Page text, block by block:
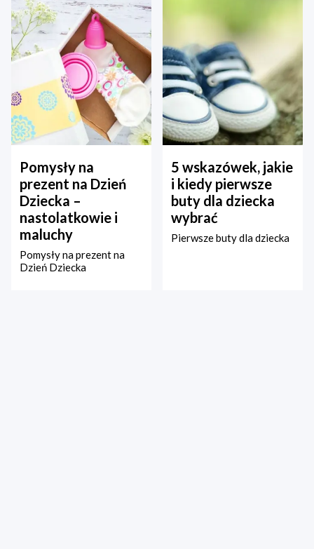
Pomysły na
prezent na Dzień
Dziecka –
nastolatkowie i
maluchy
Pomysły na prezent na
Dzień Dziecka
5 wskazówek, jakie
i kiedy pierwsze
buty dla dziecka
wybrać
Pierwsze buty dla dziecka